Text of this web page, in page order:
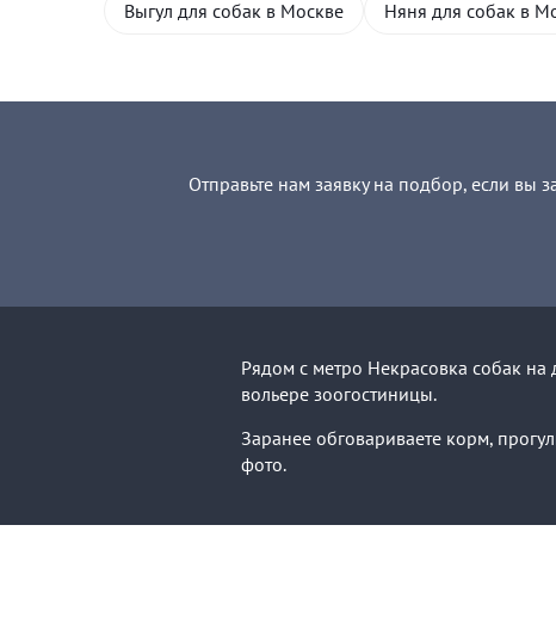
Выгул для собак в Москве Няня для собак в
Отправьте нам заявку на подбор, если вы
Рядом с метро Некрасовка собак
вольере зоогостиницы.
Заранее обговариваете корм,
фото.